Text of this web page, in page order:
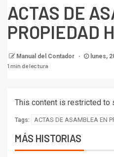
ACTAS DE
PROPIEDAD
Manual del Contador
lunes,
1 min de lectura
This content is restricted to
Tags: ACTAS DE ASAMBLEA EN
MÁS HISTORIAS